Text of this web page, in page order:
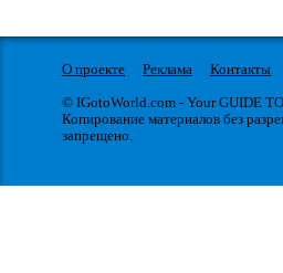
О проекте Реклама Контакты
© IGotoWorld.com - Your GUIDE
Копирование материалов без
запрещено.